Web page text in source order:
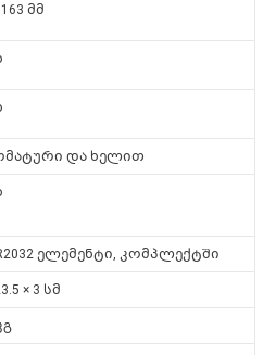
163 მმ
და ხელით
ელემენტი, კომპლექტში
× 3 სმ